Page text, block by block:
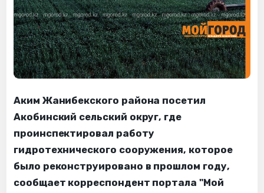
Аким Жанибекского района посетил
Акобинский сельский округ, где
проинспектировал работу
гидротехнического сооружения, которое
было реконструировано в прошлом году,
сообщает корреспондент портала "Мой